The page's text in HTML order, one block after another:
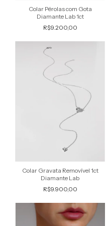
Colar Pérolas com Gota
Diamante Lab 1ct
R$9.200,00
Colar Gravata Removível 1ct
Diamante Lab
R$9.900,00